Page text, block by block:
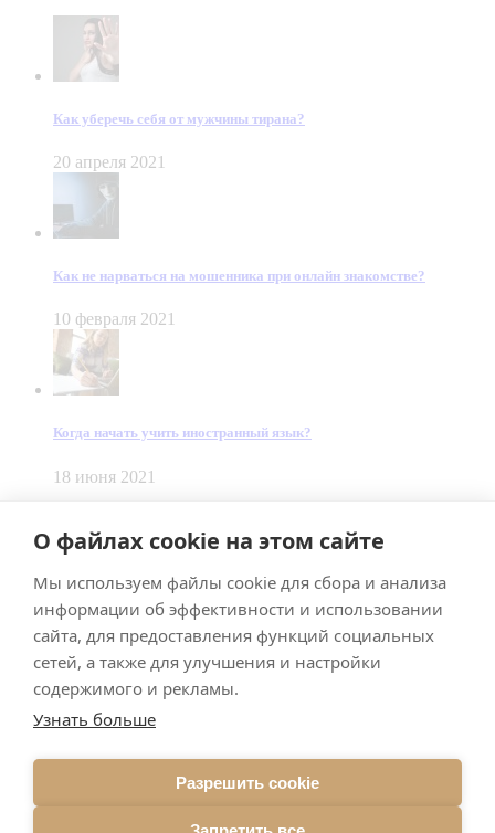
О файлах cookie на этом сайте
Мы используем файлы cookie для сбора и анализа
информации об эффективности и использовании
сайта, для предоставления функций социальных
сетей, а также для улучшения и настройки
содержимого и рекламы.
Узнать больше
Разрешить cookie
Как уберечь себя от мужчины тирана?
20 апреля 2021
Как не нарваться на мошенника при онлайн знакомстве?
10 февраля 2021
Когда начать учить иностранный язык?
18 июня 2021
Made bySmart Team
ImpressumDatenschutz
Подписывайтесь на меня в Телеграм
Подписаться